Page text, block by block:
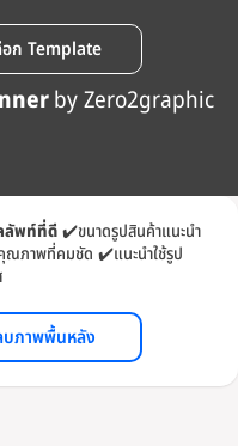
อก Template
by Zero2graphic
ลัพท์ที่ดี✔️ขนาดรูปสินค้าแนะนำ
ณภาพที่คมชัด ✔️แนะนำใช้รูป
ภาพพื้นหลัง